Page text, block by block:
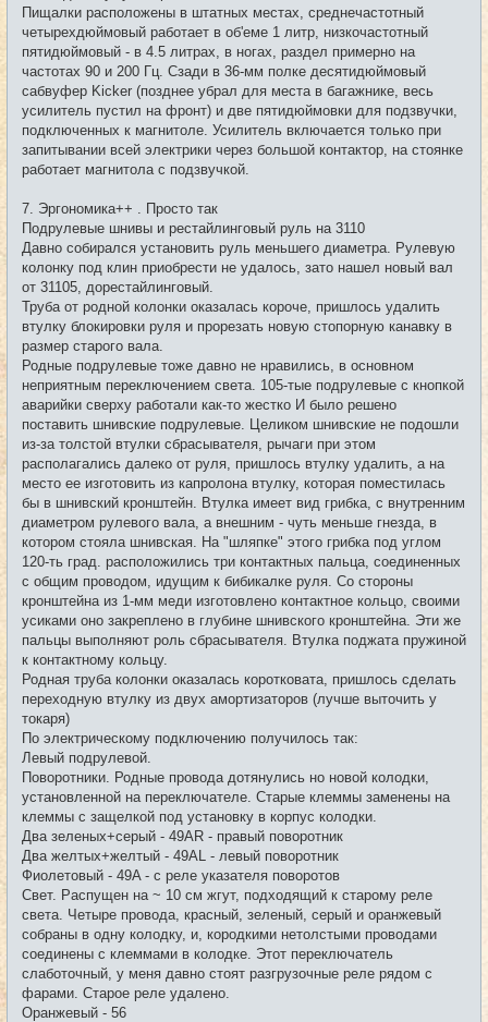
Пищалки расположены в штатных местах, среднечастотный
четырехдюймовый работает в об'еме 1 литр, низкочастотный
пятидюймовый - в 4.5 литрах, в ногах, раздел примерно на
частотах 90 и 200 Гц. Сзади в 36-мм полке десятидюймовый
сабвуфер Kicker (позднее убрал для места в багажнике, весь
усилитель пустил на фронт) и две пятидюймовки для подзвучки,
подключенных к магнитоле. Усилитель включается только при
запитывании всей электрики через большой контактор, на стоянке
работает магнитола с подзвучкой.
7. Эргономика++ . Просто так
Подрулевые шнивы и рестайлинговый руль на 3110
Давно собирался установить руль меньшего диаметра. Рулевую
колонку под клин приобрести не удалось, зато нашел новый вал
от 31105, дорестайлинговый.
Труба от родной колонки оказалась короче, пришлось удалить
втулку блокировки руля и прорезать новую стопорную канавку в
размер старого вала.
Родные подрулевые тоже давно не нравились, в основном
неприятным переключением света. 105-тые подрулевые с кнопкой
аварийки сверху работали как-то жестко И было решено
поставить шнивские подрулевые. Целиком шнивские не подошли
из-за толстой втулки сбрасывателя, рычаги при этом
располагались далеко от руля, пришлось втулку удалить, а на
место ее изготовить из капролона втулку, которая поместилась
бы в шнивский кронштейн. Втулка имеет вид грибка, с внутренним
диаметром рулевого вала, а внешним - чуть меньше гнезда, в
котором стояла шнивская. На "шляпке" этого грибка под углом
120-ть град. расположились три контактных пальца, соединенных
с общим проводом, идущим к бибикалке руля. Со стороны
кронштейна из 1-мм меди изготовлено контактное кольцо, своими
усиками оно закреплено в глубине шнивского кронштейна. Эти же
пальцы выполняют роль сбрасывателя. Втулка поджата пружиной
к контактному кольцу.
Родная труба колонки оказалась коротковата, пришлось сделать
переходную втулку из двух амортизаторов (лучше выточить у
токаря)
По электрическому подключению получилось так:
Левый подрулевой.
Поворотники. Родные провода дотянулись но новой колодки,
установленной на переключателе. Старые клеммы заменены на
клеммы с защелкой под установку в корпус колодки.
Два зеленых+серый - 49AR - правый поворотник
Два желтых+желтый - 49AL - левый поворотник
Фиолетовый - 49A - c реле указателя поворотов
Свет. Распущен на ~ 10 см жгут, подходящий к старому реле
света. Четыре провода, красный, зеленый, серый и оранжевый
собраны в одну колодку, и, кородкими нетолстыми проводами
соединены с клеммами в колодке. Этот переключатель
слаботочный, у меня давно стоят разгрузочные реле рядом с
фарами. Старое реле удалено.
Оранжевый - 56